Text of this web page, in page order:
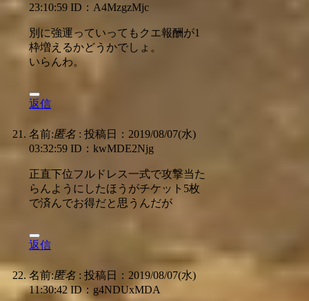
23:10:59 ID：A4MzgzMjc
別に強運っていってもクエ報酬が1
枠増えるかどうかでしょ。
いらんわ。
返信
名前:匿名 : 投稿日：2019/08/07(水)
03:32:59 ID：kwMDE2Njg
正直下位フルドレス一式で攻撃当た
らんようにしたほうがチケット5枚
で済んでお得だと思うんだが
返信
名前:匿名 : 投稿日：2019/08/07(水)
11:30:42 ID：g4NDUxMDA